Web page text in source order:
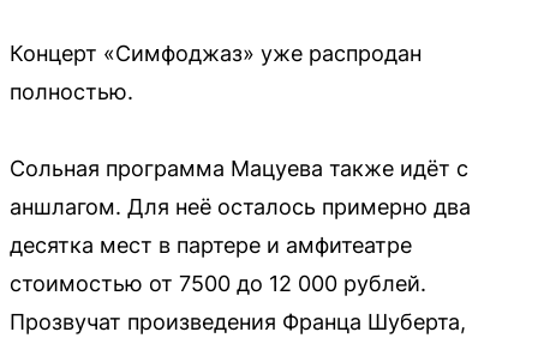
Концерт «Симфоджаз» уже распродан
полностью.
Сольная программа Мацуева также идёт с
аншлагом. Для неё осталось примерно два
десятка мест в партере и амфитеатре
стоимостью от 7500 до 12 000 рублей.
Прозвучат произведения Франца Шуберта,